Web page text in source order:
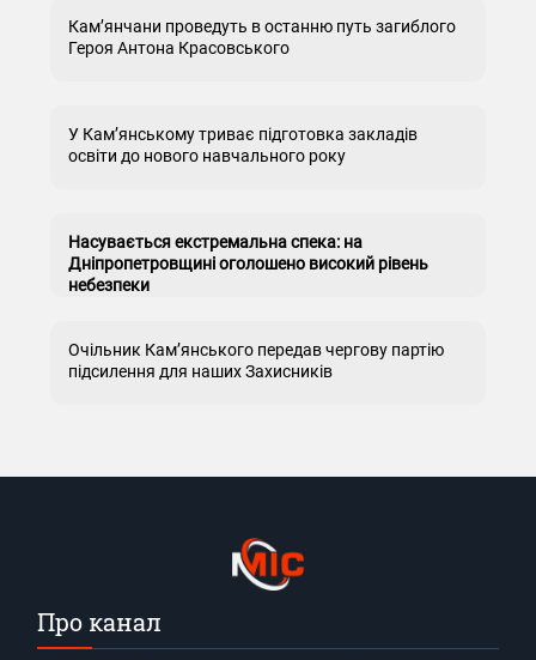
Кам’янчани проведуть в останню путь загиблого
Героя Антона Красовського
У Кам’янському триває підготовка закладів
освіти до нового навчального року
Насувається екстремальна спека: на
Дніпропетровщині оголошено високий рівень
небезпеки
Очільник Кам’янського передав чергову партію
підсилення для наших Захисників
Про канал